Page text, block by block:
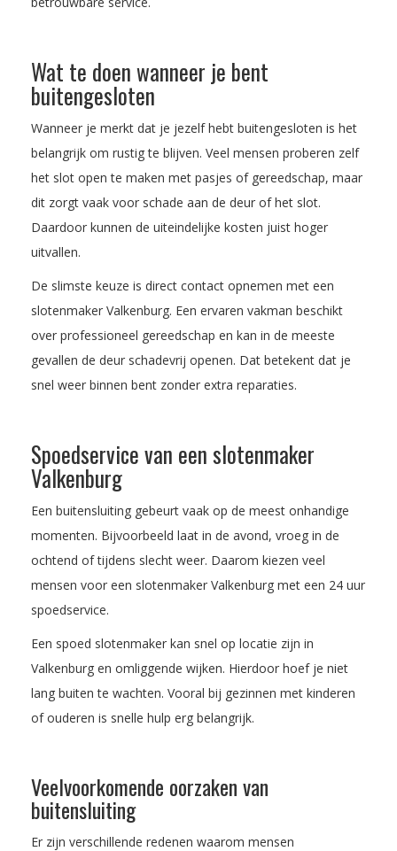
Wat te doen wanneer je bent
buitengesloten
Wanneer je merkt dat je jezelf hebt buitengesloten is het
belangrijk om rustig te blijven. Veel mensen proberen zelf
het slot open te maken met pasjes of gereedschap, maar
dit zorgt vaak voor schade aan de deur of het slot.
Daardoor kunnen de uiteindelijke kosten juist hoger
uitvallen.
De slimste keuze is direct contact opnemen met een
slotenmaker Valkenburg. Een ervaren vakman beschikt
over professioneel gereedschap en kan in de meeste
gevallen de deur schadevrij openen. Dat betekent dat je
snel weer binnen bent zonder extra reparaties.
Spoedservice van een slotenmaker
Valkenburg
Een buitensluiting gebeurt vaak op de meest onhandige
momenten. Bijvoorbeeld laat in de avond, vroeg in de
ochtend of tijdens slecht weer. Daarom kiezen veel
mensen voor een slotenmaker Valkenburg met een 24 uur
spoedservice.
Een spoed slotenmaker kan snel op locatie zijn in
Valkenburg en omliggende wijken. Hierdoor hoef je niet
lang buiten te wachten. Vooral bij gezinnen met kinderen
of ouderen is snelle hulp erg belangrijk.
Veelvoorkomende oorzaken van
buitensluiting
Er zijn verschillende redenen waarom mensen